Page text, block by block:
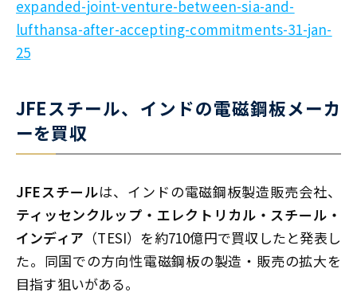
expanded-joint-venture-between-sia-and-
lufthansa-after-accepting-commitments-31-jan-
25
JFEスチール、インドの電磁鋼板メーカ
ーを買収
JFEスチールは、インドの電磁鋼板製造販売会社、
ティッセンクルップ・エレクトリカル・スチール・
インディア （TESI）を約710億円で買収したと発表し
た。同国での方向性電磁鋼板の製造・販売の拡大を
目指す狙いがある。